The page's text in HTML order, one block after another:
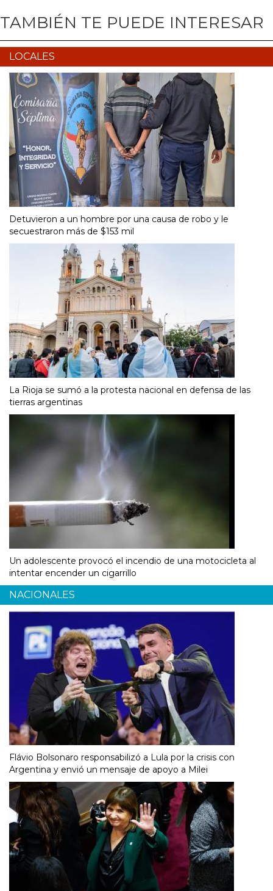
TAMBIÉN TE PUEDE INTERESAR
LOCALES
Detuvieron a un hombre por una causa de robo y le
secuestraron más de $153 mil
La Rioja se sumó a la protesta nacional en defensa de las
tierras argentinas
Un adolescente provocó el incendio de una motocicleta al
intentar encender un cigarrillo
NACIONALES
Flávio Bolsonaro responsabilizó a Lula por la crisis con
Argentina y envió un mensaje de apoyo a Milei